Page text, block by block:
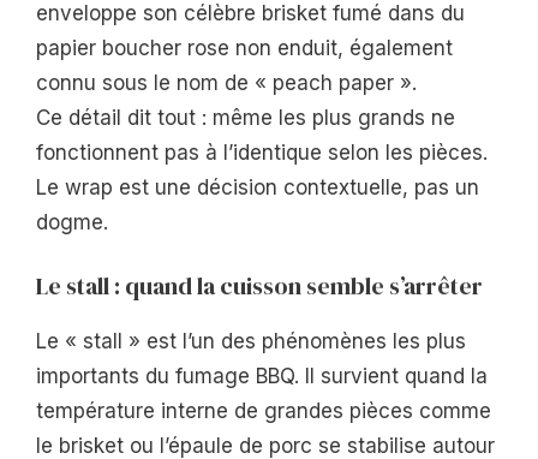
enveloppe son célèbre brisket fumé dans du
papier boucher rose non enduit, également
connu sous le nom de « peach paper ».
Ce détail dit tout : même les plus grands ne
fonctionnent pas à l’identique selon les pièces.
Le wrap est une décision contextuelle, pas un
dogme.
Le stall : quand la cuisson semble s’arrêter
Le « stall » est l’un des phénomènes les plus
importants du fumage BBQ. Il survient quand la
température interne de grandes pièces comme
le brisket ou l’épaule de porc se stabilise autour